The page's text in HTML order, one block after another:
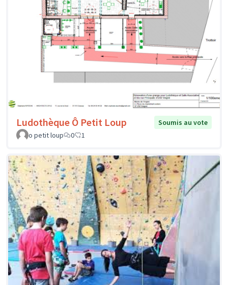
Ludothèque Ô Petit Loup
Soumis au vote
o petit loup
0 1